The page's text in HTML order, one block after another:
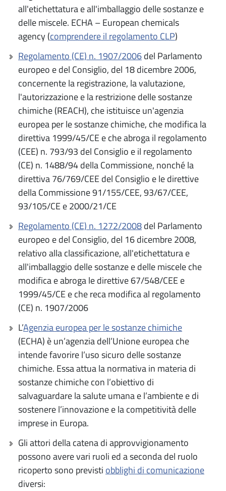
all'etichettatura e all'imballaggio delle sostanze e
delle miscele. ECHA – European chemicals
agency (comprendere il regolamento CLP)
Regolamento (CE) n. 1907/2006del Parlamento
europeo e del Consiglio, del 18 dicembre 2006,
concernente la registrazione, la valutazione,
l'autorizzazione e la restrizione delle sostanze
chimiche (REACH), che istituisce un'agenzia
europea per le sostanze chimiche, che modifica la
direttiva 1999/45/CE e che abroga il regolamento
(CEE) n. 793/93 del Consiglio e il regolamento
(CE) n. 1488/94 della Commissione, nonché la
direttiva 76/769/CEE del Consiglio e le direttive
della Commissione 91/155/CEE, 93/67/CEE,
93/105/CE e 2000/21/CE
Regolamento (CE) n. 1272/2008del Parlamento
europeo e del Consiglio, del 16 dicembre 2008,
relativo alla classificazione, all'etichettatura e
all'imballaggio delle sostanze e delle miscele che
modifica e abroga le direttive 67/548/CEE e
1999/45/CE e che reca modifica al regolamento
(CE) n. 1907/2006
L’Agenzia europea per le sostanze chimiche
(ECHA) è un’agenzia dell’Unione europea che
intende favorire l’uso sicuro delle sostanze
chimiche. Essa attua la normativa in materia di
sostanze chimiche con l’obiettivo di
salvaguardare la salute umana e l’ambiente e di
sostenere l’innovazione e la competitività delle
imprese in Europa.
Gli attori della catena di approvvigionamento
possono avere vari ruoli ed a seconda del ruolo
ricoperto sono previsti obblighi di comunicazione
diversi: